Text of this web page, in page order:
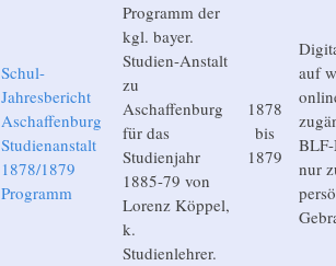
Schul-
Jahresbericht
Aschaffenburg
Studienanstalt
1878/1879
Programm
Programm der
kgl. bayer.
Studien-Anstalt
zu
Aschaffenburg
für das
Studienjahr
1885-79 von
Lorenz Köppel,
k.
Studienlehrer.
1878
bis
1879
auf
nur